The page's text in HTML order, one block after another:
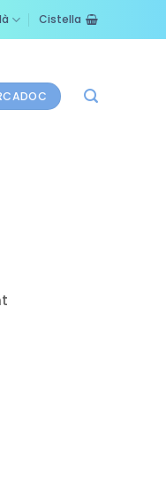
Cistella